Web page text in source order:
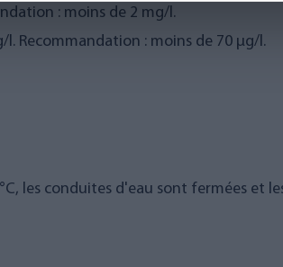
: moins de 2 mg/l.
Recommandation : moins de 70 µg/l.
les conduites d'eau sont fermées et